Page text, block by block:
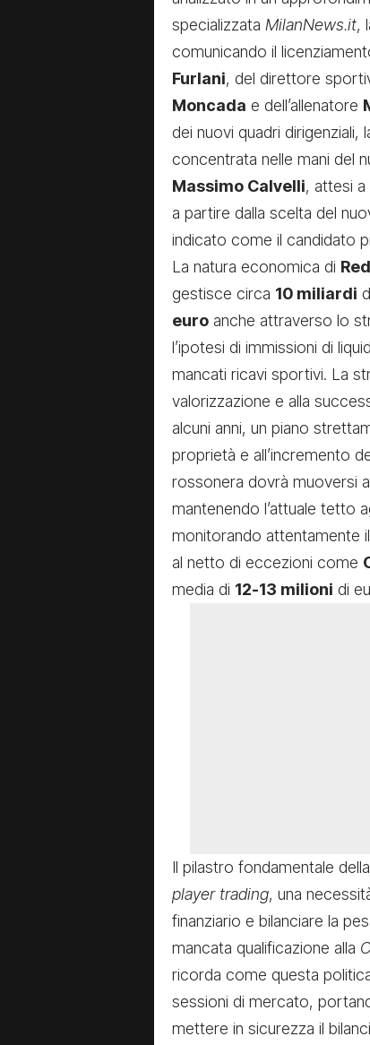
specializzata MilanNews.it,
comunicando il
Furlani, del direttore
Moncada e dell’allenatore
dei nuovi quadri
concentrata nelle mani del
Massimo Calvelli, attesi a
a partire dalla scelta del
indicato come il candidato
La natura economica di
gestisce circa 10 miliardi
euro anche attraverso lo
l’ipotesi di immissioni di
mancati ricavi sportivi. La
valorizzazione e alla
alcuni anni, un piano
proprietà e all’incremento
rossonera dovrà muoversi
mantenendo l’attuale tetto
monitorando attentamente
al netto di eccezioni come
media di 12-13 milioni di
Il pilastro fondamentale
player trading, una
finanziario e bilanciare la
mancata qualificazione alla
ricorda come questa
sessioni di mercato,
mettere in sicurezza il